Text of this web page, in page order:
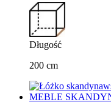
Długość
200 cm